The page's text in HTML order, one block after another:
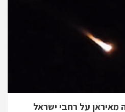
על רחבי ישראל